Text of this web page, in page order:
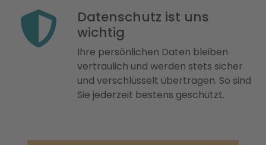
Datenschutz ist uns
wichtig
Ihre persönlichen Daten bleiben
vertraulich und werden stets sicher
und verschlüsselt übertragen. So sind
Sie jederzeit bestens geschützt.